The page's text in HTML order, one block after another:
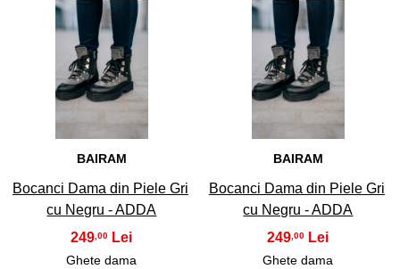
33
BAIRAM
Bocanci Dama din Piele Gri
cu Negru - ADDA
249 ,00
Ghete dama
34
BAIRAM
Bocanci Dama din Piele Gri
cu Negru - ADDA
249 ,00
Ghete dama